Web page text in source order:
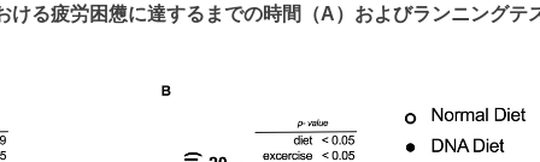
ける疲労困憊に達するまでの時間（A）およびランニングテ